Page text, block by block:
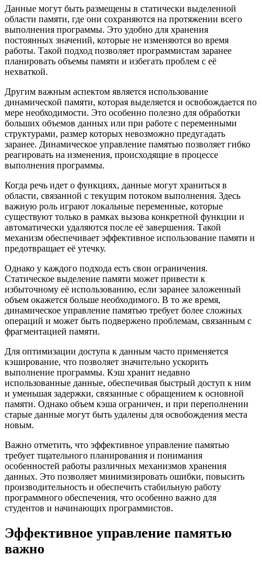
Данные могут быть размещены в статически выделенной
области памяти, где они сохраняются на протяжении всего
выполнения программы. Это удобно для хранения
постоянных значений, которые не изменяются во время
работы. Такой подход позволяет программистам заранее
планировать объемы памяти и избегать проблем с её
нехваткой.
Другим важным аспектом является использование
динамической памяти, которая выделяется и освобождается по
мере необходимости. Это особенно полезно для обработки
больших объемов данных или при работе с переменными
структурами, размер которых невозможно предугадать
заранее. Динамическое управление памятью позволяет гибко
реагировать на изменения, происходящие в процессе
выполнения программы.
Когда речь идет о функциях, данные могут храниться в
области, связанной с текущим потоком выполнения. Здесь
важную роль играют локальные переменные, которые
существуют только в рамках вызова конкретной функции и
автоматически удаляются после её завершения. Такой
механизм обеспечивает эффективное использование памяти и
предотвращает её утечку.
Однако у каждого подхода есть свои ограничения.
Статическое выделение памяти может привести к
избыточному её использованию, если заранее заложенный
объем окажется больше необходимого. В то же время,
динамическое управление памятью требует более сложных
операций и может быть подвержено проблемам, связанным с
фрагментацией памяти.
Для оптимизации доступа к данным часто применяется
кэширование, что позволяет значительно ускорить
выполнение программы. Кэш хранит недавно
использованные данные, обеспечивая быстрый доступ к ним
и уменьшая задержки, связанные с обращением к основной
памяти. Однако объем кэша ограничен, и при переполнении
старые данные могут быть удалены для освобождения места
новым.
Важно отметить, что эффективное управление памятью
требует тщательного планирования и понимания
особенностей работы различных механизмов хранения
данных. Это позволяет минимизировать ошибки, повысить
производительность и обеспечить стабильную работу
программного обеспечения, что особенно важно для
студентов и начинающих программистов.
Эффективное управление памятью
важно